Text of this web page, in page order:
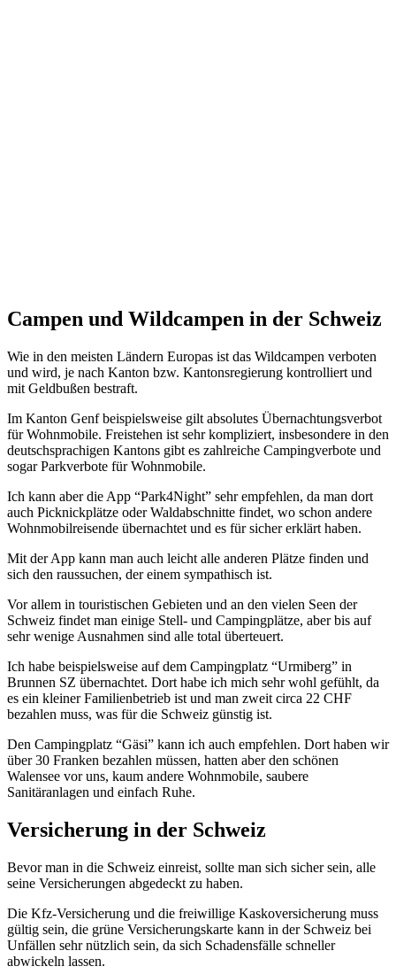
Campen und Wildcampen in der Schweiz
Wie in den meisten Ländern Europas ist das Wildcampen verboten
und wird, je nach Kanton bzw. Kantonsregierung kontrolliert und
mit Geldbußen bestraft.
Im Kanton Genf beispielsweise gilt absolutes Übernachtungsverbot
für Wohnmobile. Freistehen ist sehr kompliziert, insbesondere in den
deutschsprachigen Kantons gibt es zahlreiche Campingverbote und
sogar Parkverbote für Wohnmobile.
Ich kann aber die App “Park4Night” sehr empfehlen, da man dort
auch Picknickplätze oder Waldabschnitte findet, wo schon andere
Wohnmobilreisende übernachtet und es für sicher erklärt haben.
Mit der App kann man auch leicht alle anderen Plätze finden und
sich den raussuchen, der einem sympathisch ist.
Vor allem in touristischen Gebieten und an den vielen Seen der
Schweiz findet man einige Stell- und Campingplätze, aber bis auf
sehr wenige Ausnahmen sind alle total überteuert.
Ich habe beispielsweise auf dem Campingplatz “Urmiberg” in
Brunnen SZ übernachtet. Dort habe ich mich sehr wohl gefühlt, da
es ein kleiner Familienbetrieb ist und man zweit circa 22 CHF
bezahlen muss, was für die Schweiz günstig ist.
Den Campingplatz “Gäsi” kann ich auch empfehlen. Dort haben wir
über 30 Franken bezahlen müssen, hatten aber den schönen
Walensee vor uns, kaum andere Wohnmobile, saubere
Sanitäranlagen und einfach Ruhe.
Versicherung in der Schweiz
Bevor man in die Schweiz einreist, sollte man sich sicher sein, alle
seine Versicherungen abgedeckt zu haben.
Die Kfz-Versicherung und die freiwillige Kaskoversicherung muss
gültig sein, die grüne Versicherungskarte kann in der Schweiz bei
Unfällen sehr nützlich sein, da sich Schadensfälle schneller
abwickeln lassen.